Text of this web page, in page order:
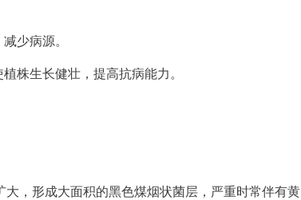
少病源。
株生长健壮，提高抗病能力。
，形成大面积的黑色煤烟状菌层，严重时常伴有黄